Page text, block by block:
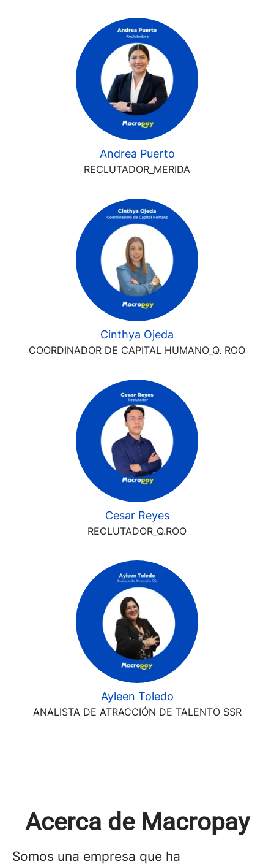
Andrea Puerto
RECLUTADOR_MERIDA
Cinthya Ojeda
COORDINADOR DE CAPITAL HUMANO_Q. ROO
Cesar Reyes
RECLUTADOR_Q.ROO
Ayleen Toledo
ANALISTA DE ATRACCIÓN DE TALENTO SSR
Acerca de Macropay
Somos una empresa que ha